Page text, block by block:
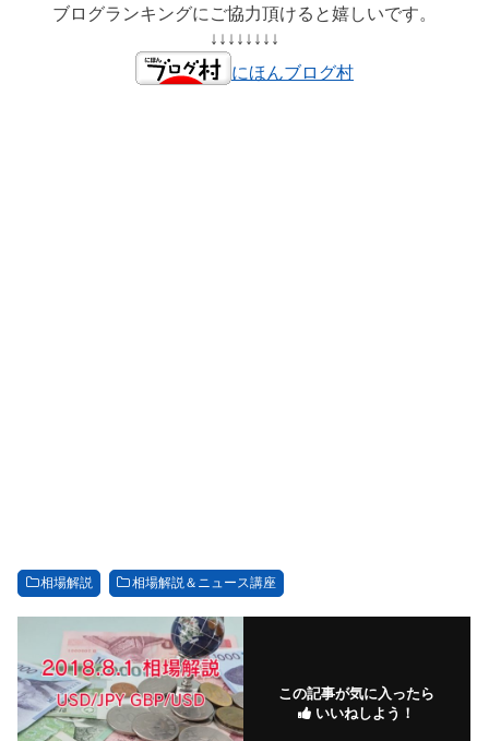
ブログランキングにご協力頂けると嬉しいです。
↓↓↓↓↓↓↓↓
にほんブログ村
相場解説 相場解説＆ニュース講座
この記事が気に入ったら
いいねしよう！